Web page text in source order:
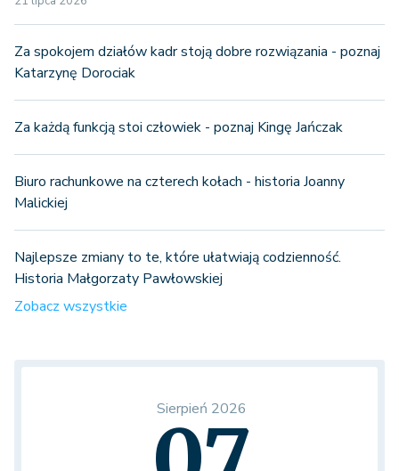
Za spokojem działów kadr stoją dobre rozwiązania - poznaj
Katarzynę Dorociak
Za każdą funkcją stoi człowiek - poznaj Kingę Jańczak
Biuro rachunkowe na czterech kołach - historia Joanny
Malickiej
Najlepsze zmiany to te, które ułatwiają codzienność.
Historia Małgorzaty Pawłowskiej
Zobacz wszystkie
Sierpień 2026